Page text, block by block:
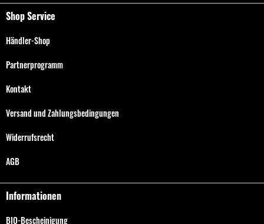
Shop Service
Händler-Shop
Partnerprogramm
Kontakt
Versand und Zahlungsbedingungen
Widerrufsrecht
AGB
Informationen
BIO-Bescheinigung